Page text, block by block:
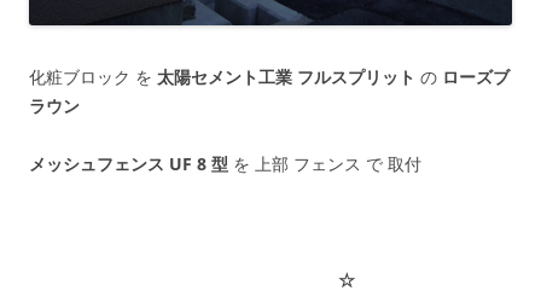
化粧ブロック を 太陽セメント工業 フルスプリット の ローズブ
ラウン
メッシュフェンス UF 8 型 を 上部 フェンス で 取付
☆